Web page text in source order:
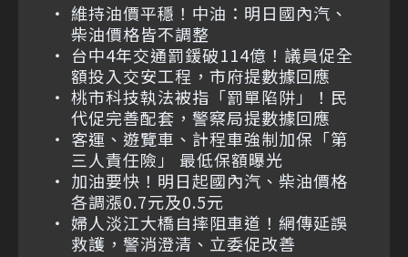
維持油價平穩！中油：明日國內汽、
柴油價格皆不調整
台中4年交通罰鍰破114億！議員促全
額投入交安工程，市府提數據回應
桃市科技執法被指「罰單陷阱」！民
代促完善配套，警察局提數據回應
客運、遊覽車、計程車強制加保「第
三人責任險」 最低保額曝光
加油要快！明日起國內汽、柴油價格
各調漲0.7元及0.5元
婦人淡江大橋自摔阻車道！網傳延誤
救護，警消澄清、立委促改善